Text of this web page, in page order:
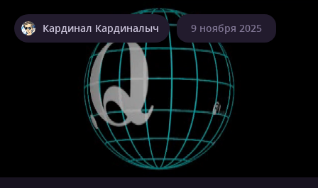
Кардинал Кардиналыч 9 ноября 2025